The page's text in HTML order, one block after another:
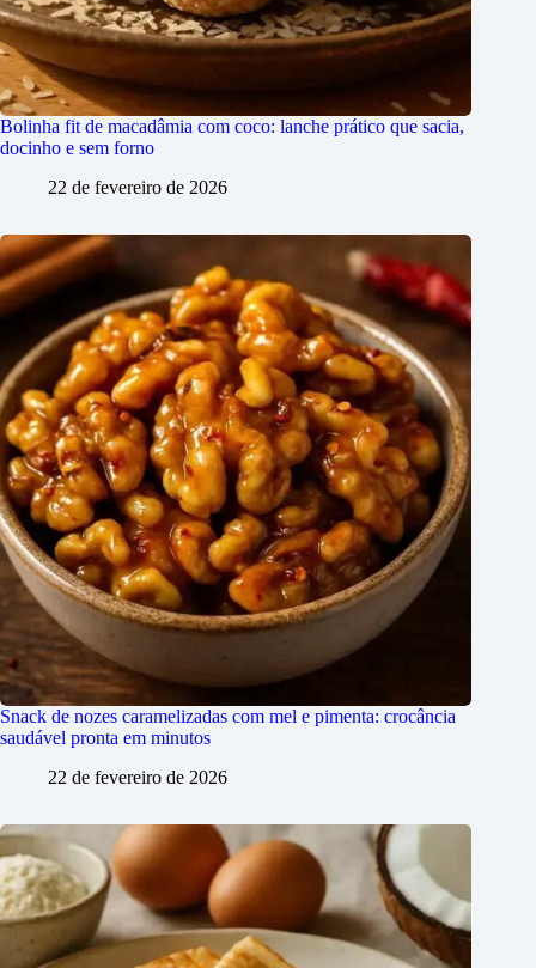
Bolinha fit de macadâmia com coco: lanche prático que sacia,
docinho e sem forno
22 de fevereiro de 2026
Snack de nozes caramelizadas com mel e pimenta: crocância
saudável pronta em minutos
22 de fevereiro de 2026